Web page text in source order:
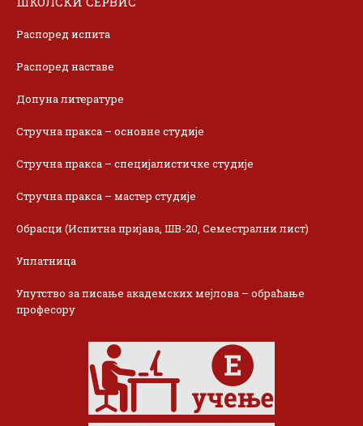
Распоред испита
Распоред наставе
Допуна литературе
Стручна пракса – основне студије
Стручна пракса – специјалистичке студије
Стручна пракса – мастер студије
Обрасци (Испитна пријава, ШВ-20, Семестрални лист)
Уплатница
Упутство за писање академских мејлова – обраћање
професору